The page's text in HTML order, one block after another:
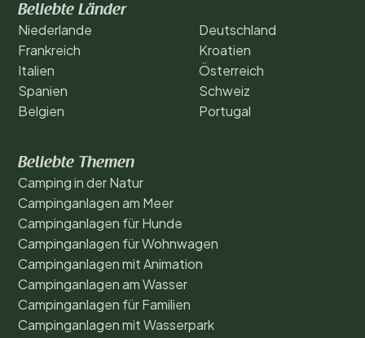
Beliebte Länder
Niederlande
Frankreich
Italien
Spanien
Belgien
Deutschland
Kroatien
Österreich
Schweiz
Portugal
Beliebte Themen
Camping in der Natur
Campinganlagen am Meer
Campinganlagen für Hunde
Campinganlagen für Wohnwagen
Campinganlagen mit Animation
Campinganlagen am Wasser
Campinganlagen für Familien
Campinganlagen mit Wasserpark